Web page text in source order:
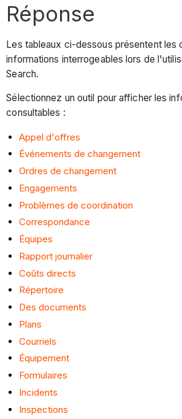
Réponse
Les tableaux ci-dessous présentent les
informations interrogeables lors de
Search.
Sélectionnez un outil pour afficher les
consultables :
Appel d'offres
Événements de changement
Ordres de changement
Engagements
Problèmes de coordination
Correspondance
Équipes
Rapport journalier
Coûts directs
Répertoire
Des documents
Plans
Courriels
Équipement
Formulaires
Incidents
Inspections